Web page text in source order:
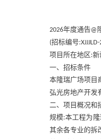
2026年度通告@
(招标编号
项目所在地区:新
一、招标条件
本隆瑞广场项目
弘光房地产开发
二、项目概况和
规模:本工程为
其余各专业的拆